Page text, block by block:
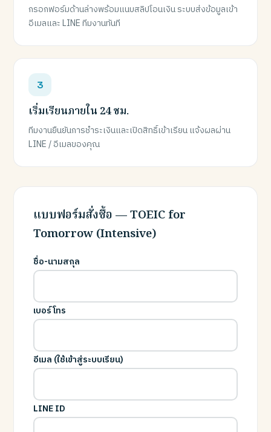
กรอกฟอร์มด้านล่างพร้อมแนบสลิปโอนเงิน ระบบส่งข้อมูลเข้า
อีเมลและ LINE ทีมงานทันที
เริ่มเรียนภายใน 24 ชม.
ทีมงานยืนยันการชำระเงินและเปิดสิทธิ์เข้าเรียน แจ้งผลผ่าน
LINE / อีเมลของคุณ
แบบฟอร์มสั่งซื้อ — TOEIC for
Tomorrow (Intensive)
ชื่อ-นามสกุล
เบอร์โทร
อีเมล (ใช้เข้าสู่ระบบเรียน)
LINE ID